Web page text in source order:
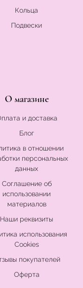
Кольца
Подвески
О магазине
и доставка
Блог
в отношении
персональных
данных
Соглашение об
использовании
материалов
Наши реквизиты
использования
Cookies
покупателей
Оферта